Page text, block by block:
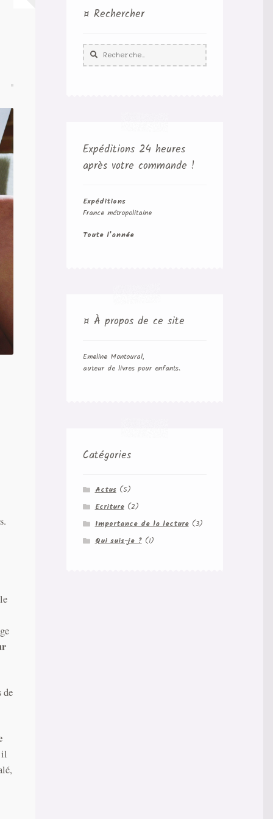
de
il
¤ Rechercher
Rechercher :
Expéditions 24 heures
après votre commande !
Expéditions
France métropolitaine
Toute l’année
¤ À propos de ce site
Emeline Montoural,
auteur de livres pour enfants.
Catégories
Actus(5)
Ecriture(2)
Importance de la lecture(3)
Qui suis-je ?(1)